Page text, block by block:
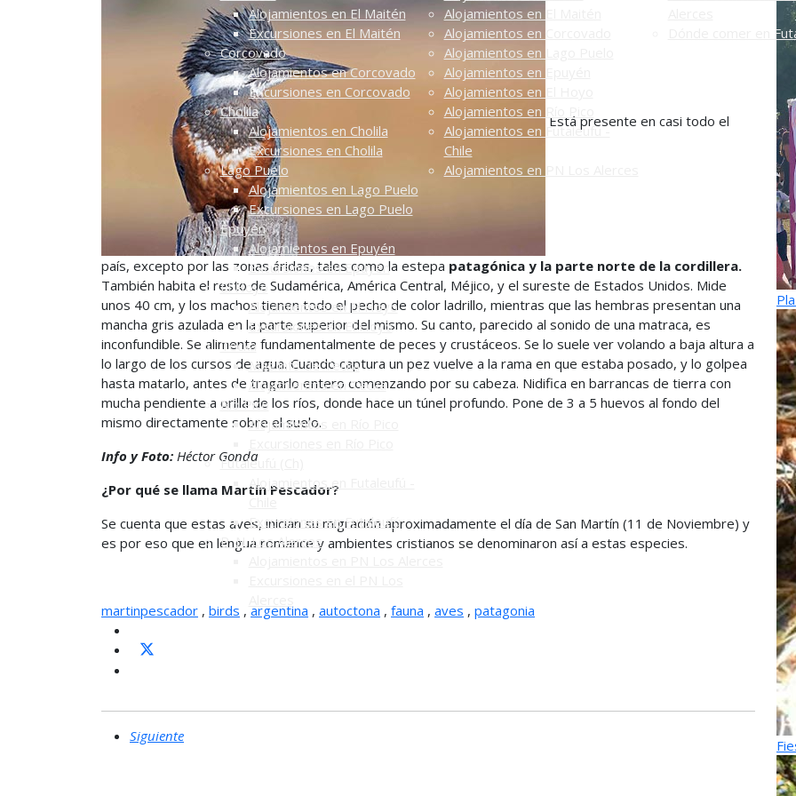
Alojamientos en El Maitén
Excursiones en El Maitén
Corcovado
Alojamientos en Corcovado
Excursiones en Corcovado
Cholila
Alojamientos en Cholila
Excursiones en Cholila
Lago Puelo
Alojamientos en Lago Puelo
Excursiones en Lago Puelo
Epuyén
Alojamientos en Epuyén
Excursiones en Epuyén
El Hoyo
Alojamientos en El Hoyo
Excursiones en El Hoyo
Tecka
Más info de Tecka
Alojamientos en Tecka
Río Pico
Alojamientos en Río Pico
Futaleufú (Ch)
Alojamientos en Futaleufú -
Excursiones en Futaleufú
P. N. Los Alerces
Alojamientos en El Maitén
Alojamientos en Corcovado
Alojamientos en Lago Puelo
Alojamientos en Epuyén
Alojamientos en El Hoyo
Alojamientos en Río Pico
Alojamientos en Futaleufú -
Chile
Alojamientos en PN Los Alerces
Dónde comer en
Está presente en casi todo el
país, excepto por las zonas áridas, tales como la estepa patagónica y la parte norte de la cordillera.
También habita el resto de Sudamérica, América Central, Méjico, y el sureste de Estados Unidos. Mide
unos 40 cm, y los machos tienen todo el pecho de color ladrillo, mientras que las hembras presentan una
mancha gris azulada en la parte superior del mismo. Su canto, parecido al sonido de una matraca, es
inconfundible. Se alimenta fundamentalmente de peces y crustáceos. Se lo suele ver volando a baja altura a
lo largo de los cursos de agua. Cuando captura un pez vuelve a la rama en que estaba posado, y lo golpea
hasta matarlo, antes de tragarlo entero comenzando por su cabeza. Nidifica en barrancas de tierra con
mucha pendiente a orilla de los ríos, donde hace un túnel profundo. Pone de 3 a 5 huevos al fondo del
mismo directamente sobre el suelo.
Info y Foto: Héctor Gonda
¿Por qué se llama Martín Pescador?
Se cuenta que estas aves, inician su migración aproximadamente el día de San Martín (11 de Noviembre) y
es por eso que en lengua romance y ambientes cristianos se denominaron así a estas especies.
martinpescador , birds , argentina , autoctona , fauna , aves , patagonia
Siguiente